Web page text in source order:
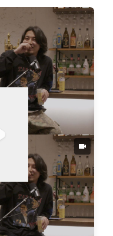
永福JAM FES」の
最終目標は「フ
現主義ラジオX: http
https://www.instag
https://x.com/2
kindai_p
rickgt_76Instagram:
いて言及。残響系か
血脈が交差する今の
たらしたゲームチェ
ジャンルの正体。後
ドキュメンタリー映
るPodcastの未来の
ガジン』の表紙に写
のプレゼント企画当
イギリスからの
アーに全帯同して
ウスの熱狂00:08:48
まずい」問題00:15:
た日々00:20:20 the
トの新譜の凄さ00:2
（the cabsとアメフ
「Oaiko的2020年